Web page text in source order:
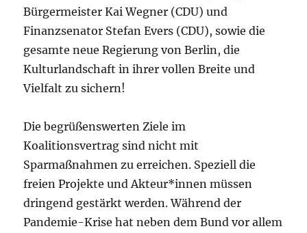
Bürgermeister Kai Wegner (CDU) und
Finanzsenator Stefan Evers (CDU), sowie die
gesamte neue Regierung von Berlin, die
Kulturlandschaft in ihrer vollen Breite und
Vielfalt zu sichern!
Die begrüßenswerten Ziele im
Koalitionsvertrag sind nicht mit
Sparmaßnahmen zu erreichen. Speziell die
freien Projekte und Akteur*innen müssen
dringend gestärkt werden. Während der
Pandemie-Krise hat neben dem Bund vor allem